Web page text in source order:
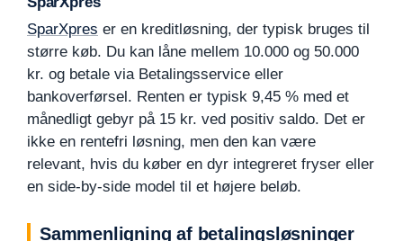
SparXpres er en kreditløsning, der typisk bruges til
større køb. Du kan låne mellem 10.000 og 50.000
kr. og betale via Betalingsservice eller
bankoverførsel. Renten er typisk 9,45 % med et
månedligt gebyr på 15 kr. ved positiv saldo. Det er
ikke en rentefri løsning, men den kan være
relevant, hvis du køber en dyr integreret fryser eller
en side-by-side model til et højere beløb.
Sammenligning af betalingsløsninger